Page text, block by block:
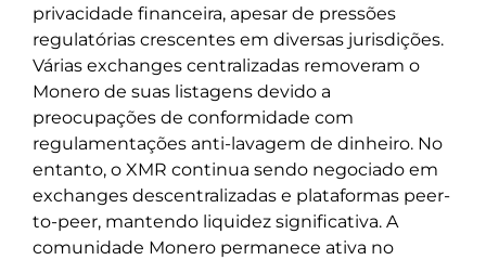
privacidade financeira, apesar de pressões
regulatórias crescentes em diversas jurisdições.
Várias exchanges centralizadas removeram o
Monero de suas listagens devido a
preocupações de conformidade com
regulamentações anti-lavagem de dinheiro. No
entanto, o XMR continua sendo negociado em
exchanges descentralizadas e plataformas peer-
to-peer, mantendo liquidez significativa. A
comunidade Monero permanece ativa no